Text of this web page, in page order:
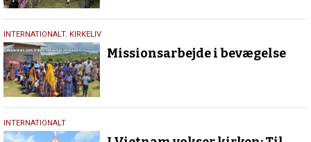
27.
april
2025
INTERNATIONALT, KIRKELIV
Missionsarbejde i bevægelse
9.
INTERNATIONALT